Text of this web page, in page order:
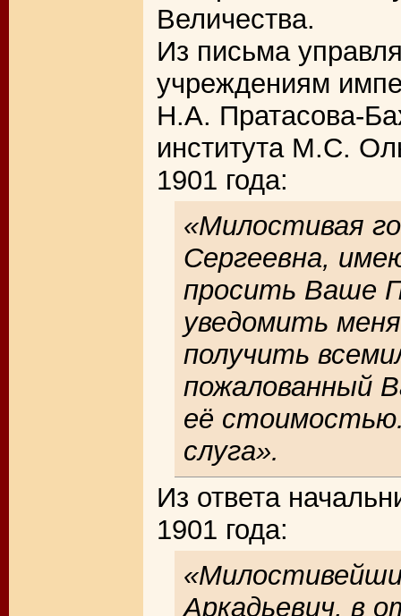
Величества.
Из письма
учреждениям
Н.А. Пратасова-
института М.С.
1901 года:
«Милостивая
Сергеевна,
просить Ваше
уведомить
получить
пожалованный
её
слуга».
Из ответа
1901 года:
Аркадьевич, в